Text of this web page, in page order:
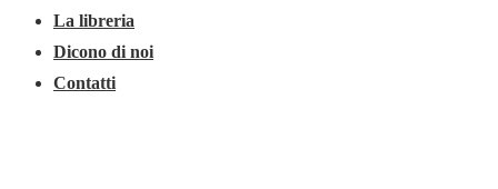
La libreria
Dicono di noi
Contatti